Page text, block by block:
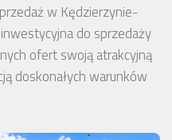
w Kędzierzynie-
do sprzedaży
ofert swoją atrakcyjną
doskonałych warunków